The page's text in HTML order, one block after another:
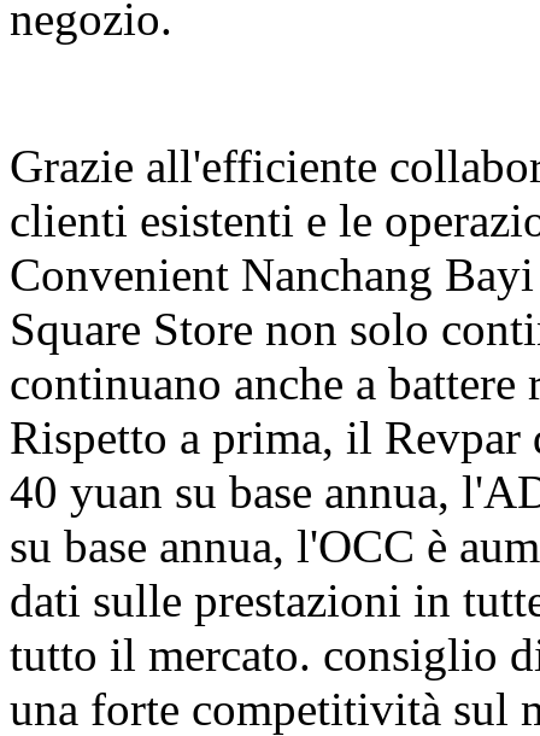
negozio.
Grazie all'efficiente
clienti esistenti e le
Convenient Nanchang
Square Store non solo
continuano anche a
Rispetto a prima, il Revpar
40 yuan su base annua,
su base annua, l'OCC è
dati sulle prestazioni in
tutto il mercato. consiglio
una forte competitività sul